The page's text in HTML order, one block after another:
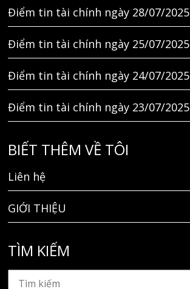
Điểm tin tài chính ngày 28/07/2025
Điểm tin tài chính ngày 25/07/2025
Điểm tin tài chính ngày 24/07/2025
Điểm tin tài chính ngày 23/07/2025
BIẾT THÊM VỀ TÔI
Liên hệ
GIỚI THIỆU
TÌM KIẾM